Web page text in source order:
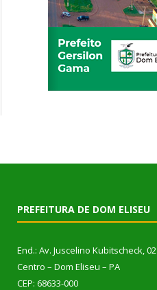
PREFEITURA DE DOM ELISEU
End.: Av. Juscelino Kubitscheck, 02
Centro – Dom Eliseu – PA
CEP: 68633-000